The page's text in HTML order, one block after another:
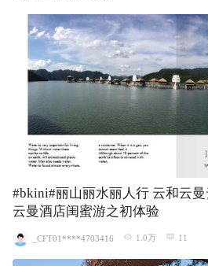
#bkini#丽山丽水丽人行 云和云曼云品情—— 丽水云和
云曼酒店闺蜜游之初体验
_CFT01****4703416 1.0万 11